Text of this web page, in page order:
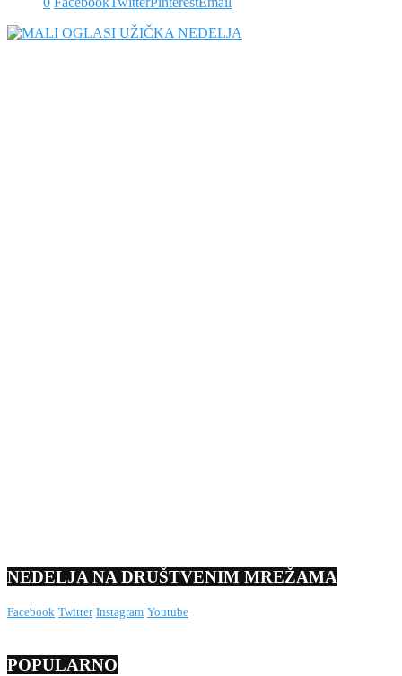
NEDELJA NA DRUŠTVENIM MREŽAMA
Facebook Twitter Instagram Youtube
POPULARNO